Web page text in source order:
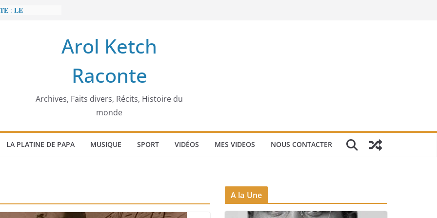
: 𝐋𝐄
𝐨𝐫𝐝𝐢𝐧𝐚𝐭𝐞𝐮𝐫
Arol Ketch
Raconte
Archives, Faits divers, Récits, Histoire du
monde
LA PLATINE DE PAPA MUSIQUE SPORT VIDÉOS MES VIDEOS NOUS CONTACTER
A la Une